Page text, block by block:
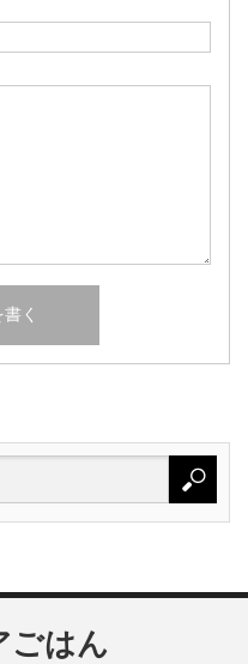
ごはん